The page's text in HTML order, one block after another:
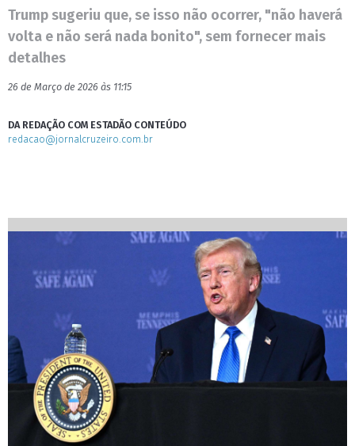
Trump sugeriu que, se isso não ocorrer, "não haverá
volta e não será nada bonito", sem fornecer mais
detalhes
26 de Março de 2026 às 11:15
DA REDAÇÃO COM ESTADÃO CONTEÚDO
redacao@jornalcruzeiro.com.br